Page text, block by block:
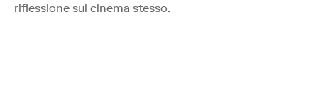
riflessione sul cinema stesso.